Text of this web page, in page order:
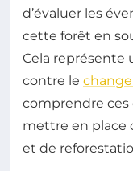
d’évaluer les
cette forêt en
Cela représente
contre le
comprendre
mettre en place
et de